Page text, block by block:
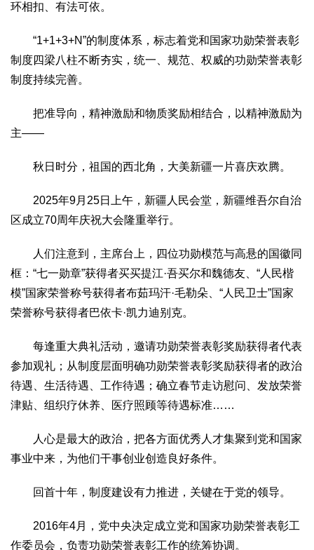
环相扣、有法可依。
“1+1+3+N”的制度体系，标志着党和国家功勋荣誉表彰
制度四梁八柱不断夯实，统一、规范、权威的功勋荣誉表彰
制度持续完善。
把准导向，精神激励和物质奖励相结合，以精神激励为
主——
秋日时分，祖国的西北角，大美新疆一片喜庆欢腾。
2025年9月25日上午，新疆人民会堂，新疆维吾尔自治
区成立70周年庆祝大会隆重举行。
人们注意到，主席台上，四位功勋模范与高悬的国徽同
框：“七一勋章”获得者买买提江·吾买尔和魏德友、“人民楷
模”国家荣誉称号获得者布茹玛汗·毛勒朵、“人民卫士”国家
荣誉称号获得者巴依卡·凯力迪别克。
每逢重大典礼活动，邀请功勋荣誉表彰奖励获得者代表
参加观礼；从制度层面明确功勋荣誉表彰奖励获得者的政治
待遇、生活待遇、工作待遇；确立春节走访慰问、发放荣誉
津贴、组织疗休养、医疗照顾等待遇标准……
人心是最大的政治，把各方面优秀人才集聚到党和国家
事业中来，为他们干事创业创造良好条件。
回首十年，制度建设有力推进，关键在于党的领导。
2016年4月，党中央决定成立党和国家功勋荣誉表彰工
作委员会，负责功勋荣誉表彰工作的统筹协调。